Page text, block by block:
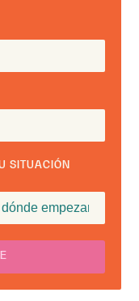
SITUACIÓN